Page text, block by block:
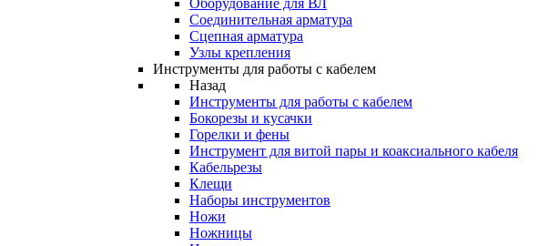
Оборудование для ВЛ
Соединительная арматура
Сцепная арматура
Узлы крепления
Инструменты для работы с кабелем
Назад
Инструменты для работы с кабелем
Бокорезы и кусачки
Горелки и фены
Инструмент для витой пары и коаксиального кабеля
Кабельрезы
Клещи
Наборы инструментов
Ножи
Ножницы